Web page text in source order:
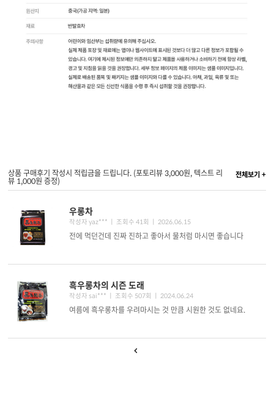
상품 구매후기 작성시 적립금을 드립니다. (포토리뷰 3,000원, 텍스트 리
뷰 1,000원 증정)
전체보기 +
우롱차
작성자 yaz*** ㅣ 조회수 41회 ㅣ 2026.06.15
전에 먹던건데 진짜 진하고 좋아서 물처럼 마시면 좋습니다
흑우롱차의 시즌 도래
작성자 sai*** ㅣ 조회수 507회 ㅣ 2024.06.24
여름에 흑우롱차를 우려마시는 것 만큼 시원한 것도 없네요.